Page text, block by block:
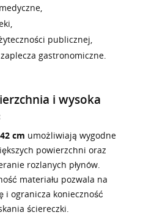
publicznej,
gastronomiczne.
i wysoka
cm umożliwiają wygodne
powierzchni oraz
rozlanych płynów.
materiału pozwala na
i ogranicza konieczność
ściereczki.